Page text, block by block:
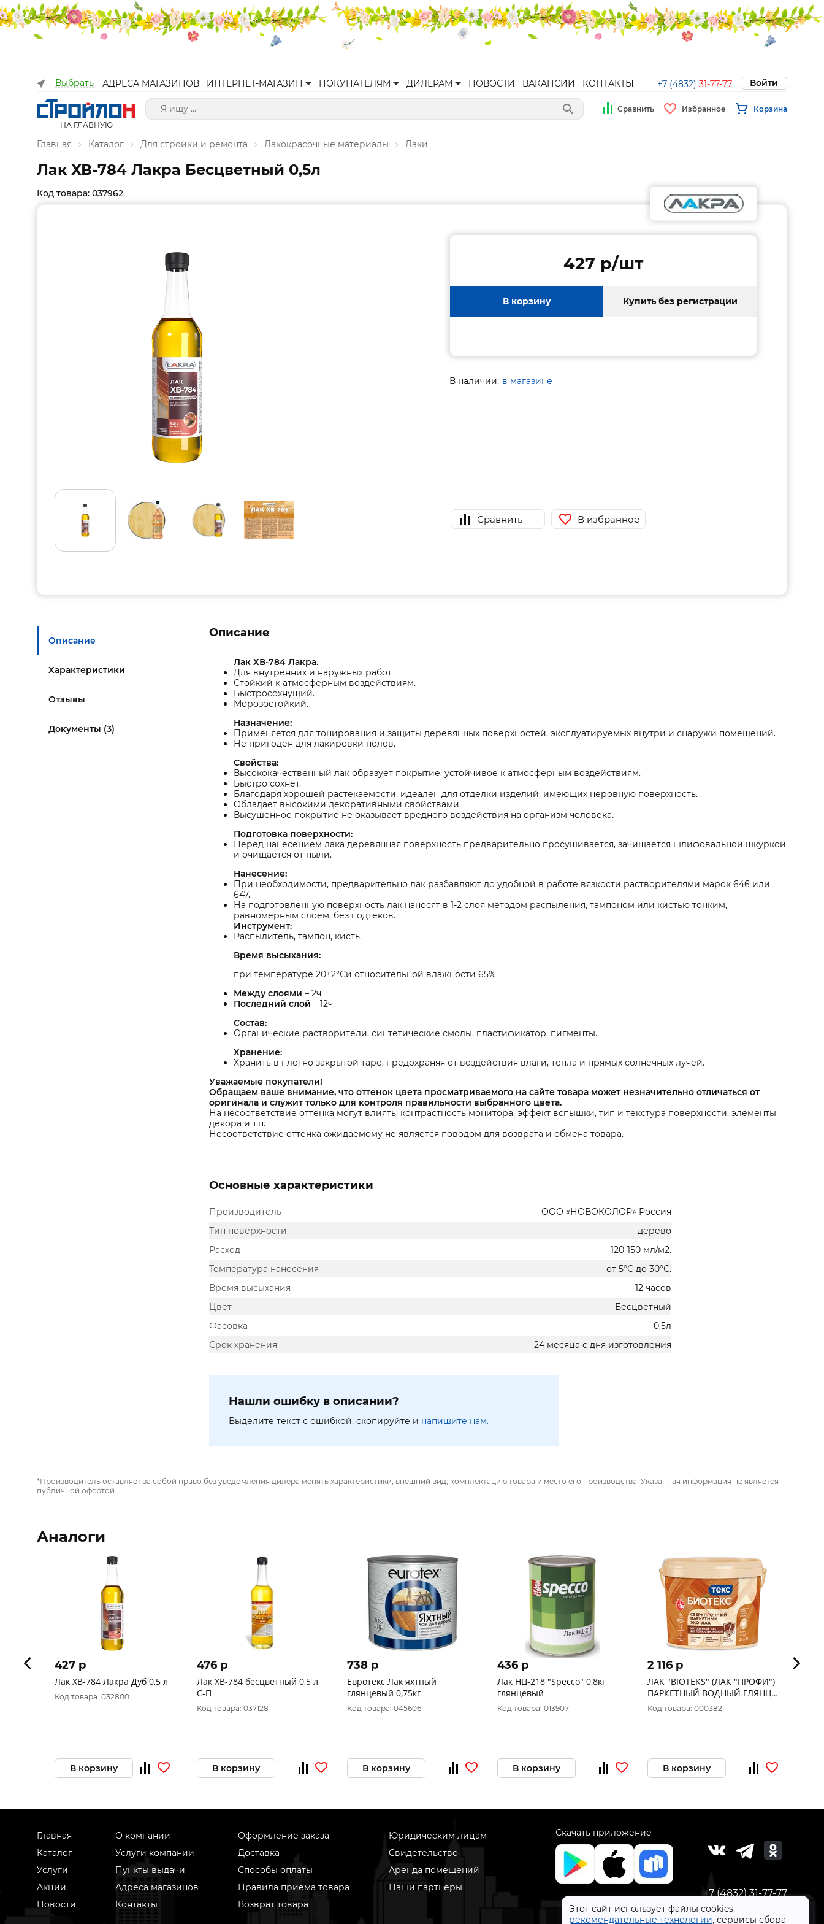
Выбрать АДРЕСА МАГАЗИНОВ ИНТЕРНЕТ-МАГАЗИН ПОКУПАТЕЛЯМ ДИЛЕРАМ НОВОСТИ ВАКАНСИИ КОНТАКТЫ +7 (4832) 31-77-77 Войти
НА ГЛАВНУЮ
Сравнить Избранное Корзина
Главная Каталог Для стройки и ремонта Лакокрасочные материалы Лаки
Этот сайт использует файлы cookies,
рекомендательные технологии, сервисы сбора
Лак ХВ-784 Лакра Бесцветный 0,5л
Код товара: 037962
427 p/шт
В корзину Купить без регистрации
В наличии: в магазине
Сравнить В избранное
Описание
Характеристики
Отзывы
Документы (3)
Описание
Лак ХВ-784 Лакра.
Для внутренних и наружных работ.
Стойкий к атмосферным воздействиям.
Быстросохнущий.
Морозостойкий.
Назначение:
Применяется для тонирования и защиты деревянных поверхностей, эксплуатируемых внутри и снаружи помещений.
Не пригоден для лакировки полов.
Свойства:
Высококачественный лак образует покрытие, устойчивое к атмосферным воздействиям.
Быстро сохнет.
Благодаря хорошей растекаемости, идеален для отделки изделий, имеющих неровную поверхность.
Обладает высокими декоративными свойствами.
Высушенное покрытие не оказывает вредного воздействия на организм человека.
Подготовка поверхности:
Перед нанесением лака деревянная поверхность предварительно просушивается, зачищается шлифовальной шкуркой
и очищается от пыли.
Нанесение:
При необходимости, предварительно лак разбавляют до удобной в работе вязкости растворителями марок 646 или
647.
На подготовленную поверхность лак наносят в 1-2 слоя методом распыления, тампоном или кистью тонким,
равномерным слоем, без подтеков.
Инструмент:
Распылитель, тампон, кисть.
Время высыхания:
при температуре 20±2°Cи относительной влажности 65%
Между слоями – 2ч.
Последний слой – 12ч.
Состав:
Органические растворители, синтетические смолы, пластификатор, пигменты.
Хранение:
Хранить в плотно закрытой таре, предохраняя от воздействия влаги, тепла и прямых солнечных лучей.
Уважаемые покупатели!
Обращаем ваше внимание, что оттенок цвета просматриваемого на сайте товара может незначительно отличаться от
оригинала и служит только для контроля правильности выбранного цвета.
На несоответствие оттенка могут влиять: контрастность монитора, эффект вспышки, тип и текстура поверхности, элементы
декора и т.п.
Несоответствие оттенка ожидаемому не является поводом для возврата и обмена товара.
Основные характеристики
Производитель
ООО «НОВОКОЛОР» Россия
Тип поверхности
дерево
Расход
120-150 мл/м2.
Температура нанесения
от 5°C до 30°С.
Время высыхания
12 часов
Цвет
Бесцветный
Фасовка
0,5л
Срок хранения
24 месяца с дня изготовления
Нашли ошибку в описании?
Выделите текст с ошибкой, скопируйте и напишите нам.
*Производитель оставляет за собой право без уведомления дилера менять характеристики, внешний вид, комплектацию товара и место его производства. Указанная информация не является
публичной офертой
Аналоги
427 p
Лак ХВ-784 Лакра Дуб 0,5 л
Код товара: 032800
В корзину
476 p
Лак ХВ-784 бесцветный 0,5 л
С-П
Код товара: 037128
В корзину
738 p
Евротекс Лак яхтный
глянцевый 0,75кг
Код товара: 045606
В корзину
436 p
Лак НЦ-218 "Specco" 0,8кг
глянцевый
Код товара: 013907
В корзину
2 116 p
ЛАК "BIOTEKS" (ЛАК "ПРОФИ")
ПАРКЕТНЫЙ ВОДНЫЙ ГЛЯНЦ.
2 Л (1) ТЕКС
Код товара: 000382
В корзину
690
Главная
Каталог
Услуги
Акции
Новости
О компании
Услуги компании
Пункты выдачи
Адреса магазинов
Контакты
Оформление заказа
Доставка
Способы оплаты
Правила приема товара
Возврат товара
Юридическим лицам
Свидетельство
Аренда помещений
Наши партнеры
Скачать приложение
+7 (4832) 31-77-77